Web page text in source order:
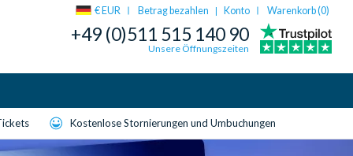
€ EUR Betrag bezahlen | Konto Warenkorb (0)
+49 (0)511 515 140 90
Unsere Öffnungszeiten
Kostenlose Stornierungen und Umbuchungen